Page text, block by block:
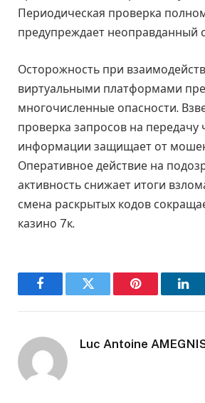
Периодическая проверка
предупреждает неоправданный
Осторожность при
виртуальными платформами
многочисленные опасности.
проверка запросов на передачу
информации защищает от
Оперативное действие на
активность снижает итоги
смена раскрытых кодов
казино 7к.
FacebookTwitter Pinterest
Luc Antoine